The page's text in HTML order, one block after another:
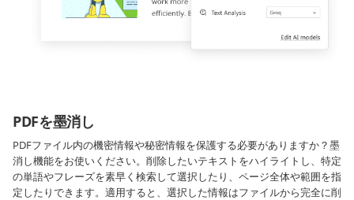
PDFを墨消し
PDFファイル内の機密情報や秘密情報を保護する必要がありますか？墨
消し機能をお使いください。削除したいテキストをハイライトし、特定
の単語やフレーズを素早く検索して選択したり、ページ全体や範囲を指
定したりできます。適用すると、選択した情報はファイルから完全に削